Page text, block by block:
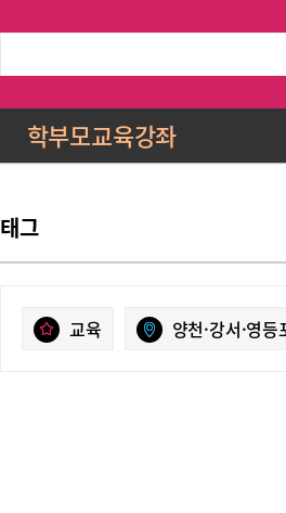
학부모교육강좌
태그
교육 양천·강서·영등